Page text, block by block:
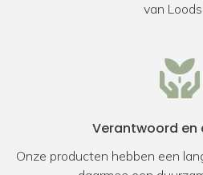
van
Verantwoord en
Onze producten hebben een